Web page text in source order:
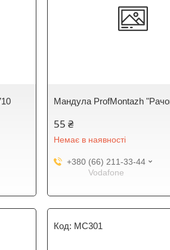
Мандула ProfMontazh
55 ₴
Немає в наявності
+380 (66) 211-33-44
Vodafone
MC301